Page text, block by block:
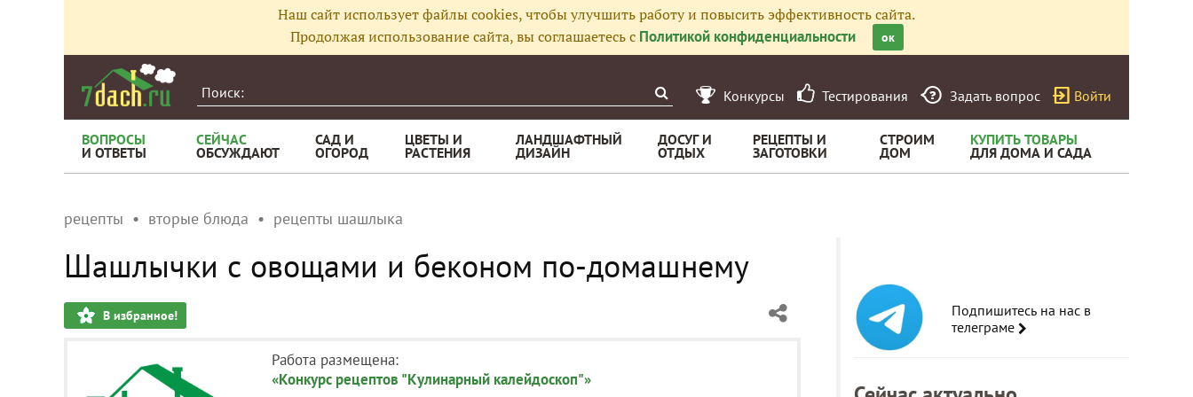
Наш сайт использует файлы cookies, чтобы улучшить работу и повысить эффективность сайта.
Продолжая использование сайта, вы соглашаетесь с Политикой конфиденциальности ок
Конкурсы Тестирования Задать вопрос Войти
ВОПРОСЫ
И ОТВЕТЫ
СЕЙЧАС
ОБСУЖДАЮТ
САД И
ОГОРОД
ЦВЕТЫ И
РАСТЕНИЯ
ЛАНДШАФТНЫЙ
ДИЗАЙН
ДОСУГ И
ОТДЫХ
РЕЦЕПТЫ И
ЗАГОТОВКИ
СТРОИМ
ДОМ
КУПИТЬ ТОВАРЫ
ДЛЯ ДОМА И САДА
рецепты вторые блюда рецепты шашлыка
Шашлычки с овощами и беконом по-домашнему
В избранное!
Работа размещена:
«Конкурс рецептов "Кулинарный калейдоскоп"»
Подпишитесь на нас в
телеграме